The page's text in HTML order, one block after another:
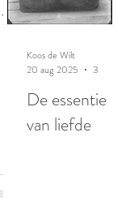
De essentie
van liefde
Koos de Wilt
20 aug 2025